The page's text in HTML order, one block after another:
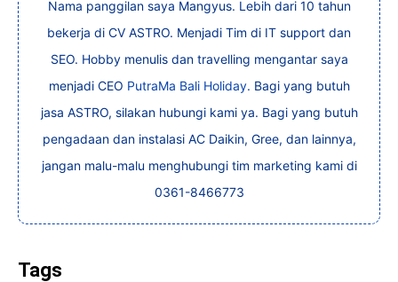
Nama panggilan saya Mangyus. Lebih dari 10 tahun
bekerja di CV ASTRO. Menjadi Tim di IT support dan
SEO. Hobby menulis dan travelling mengantar saya
menjadi CEO PutraMa Bali Holiday. Bagi yang butuh
jasa ASTRO, silakan hubungi kami ya. Bagi yang butuh
pengadaan dan instalasi AC Daikin, Gree, dan lainnya,
jangan malu-malu menghubungi tim marketing kami di
0361-8466773
Tags